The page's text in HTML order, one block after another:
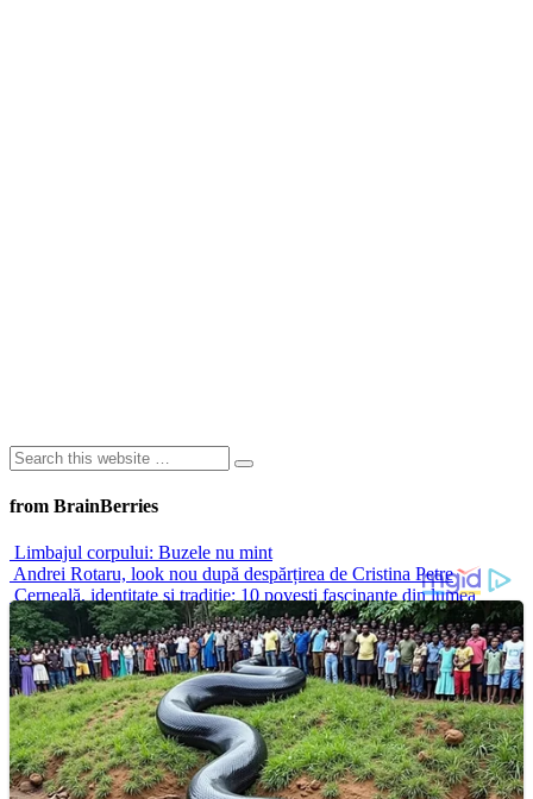
from BrainBerries
Limbajul corpului: Buzele nu mint
Andrei Rotaru, look nou după despărțirea de Cristina Petre
Cerneală, identitate și tradiție: 10 povești fascinante din lumea
tatuajelor
Cele mai fierbinți scene de dans de pe ecran: momente care au
definit stilul, seducția și povestea
Nicușor Dan: cum a ajuns una dintre cele mai discutate figuri
politice
Advertisements